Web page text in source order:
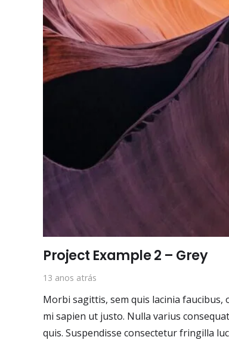
Project Example 2 – Grey
13 anos atrás
Morbi sagittis, sem quis lacinia
mi sapien ut justo. Nulla varius
quis. Suspendisse consectetur fringilla